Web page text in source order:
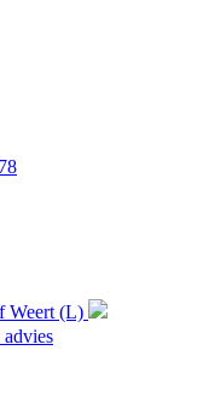
Weert (L)
advies